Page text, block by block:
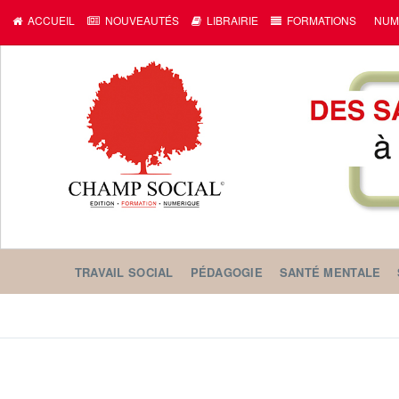
ACCUEIL NOUVEAUTÉS LIBRAIRIE FORMATIONS
TRAVAIL SOCIAL PÉDAGOGIE SANTÉ MENTALE